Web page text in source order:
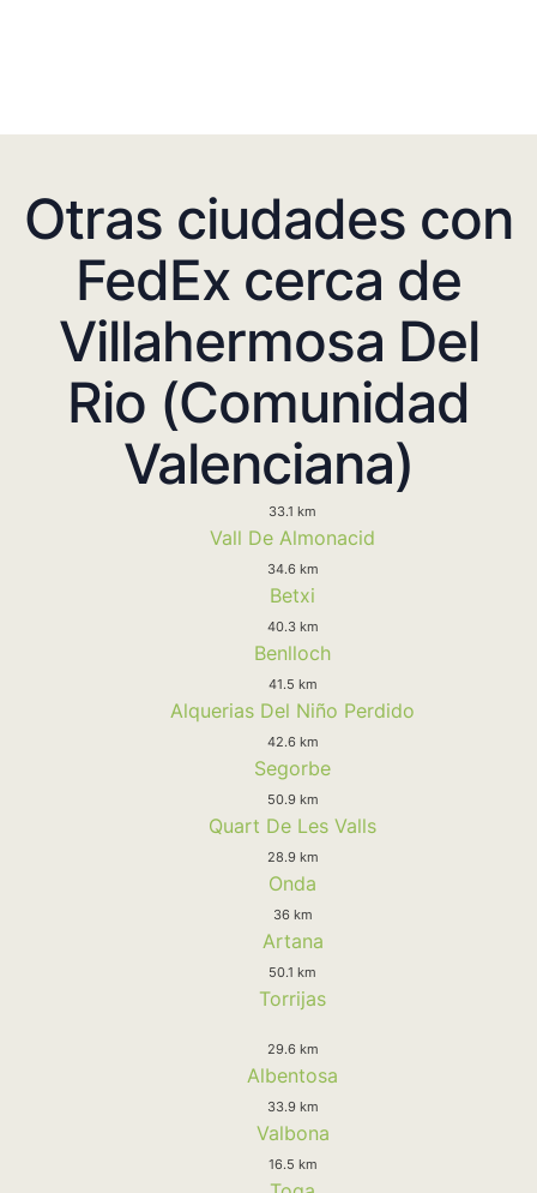
Otras ciudades con
FedEx cerca de
Villahermosa Del
Rio (Comunidad
Valenciana)
33.1 km
Vall De Almonacid
34.6 km
Betxi
40.3 km
Benlloch
41.5 km
Alquerias Del Niño Perdido
42.6 km
Segorbe
50.9 km
Quart De Les Valls
28.9 km
Onda
36 km
Artana
50.1 km
Torrijas
29.6 km
Albentosa
33.9 km
Valbona
16.5 km